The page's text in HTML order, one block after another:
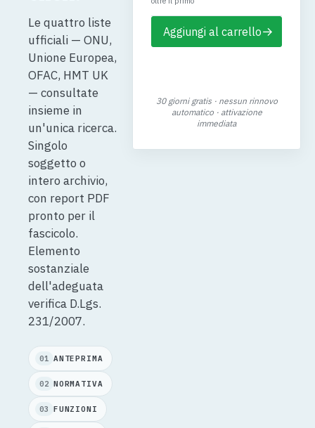
Le quattro liste
ufficiali — ONU,
Unione Europea,
OFAC, HMT UK
— consultate
insieme in
un'unica ricerca.
Singolo
soggetto o
intero archivio,
con report PDF
pronto per il
fascicolo.
Elemento
sostanziale
dell'adeguata
verifica D.Lgs.
231/2007.
01 ANTEPRIMA
02 NORMATIVA
03 FUNZIONI
Aggiungi al carrello→
30 giorni gratis · nessun rinnovo
automatico · attivazione
immediata